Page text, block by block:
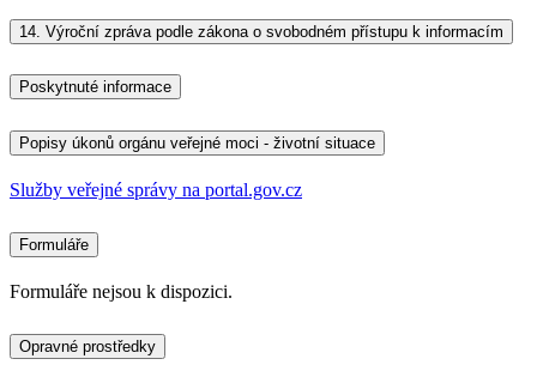
14. Výroční zpráva podle zákona o svobodném přístupu k informacím
Poskytnuté informace
Popisy úkonů orgánu veřejné moci - životní situace
Služby veřejné správy na portal.gov.cz
Formuláře
Formuláře nejsou k dispozici.
Opravné prostředky